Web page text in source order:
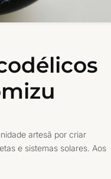
artesã por criar
e sistemas solares. Aos